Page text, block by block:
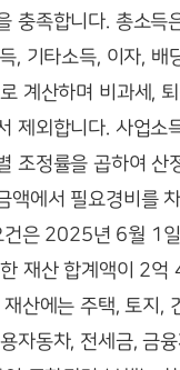
충족합니다. 총소득
, 기타소득, 이자, 배
계산하며 비과세,
제외합니다. 사업소
조정률을 곱하여 산
액에서 필요경비를
건은 2025년 6월 1
재산 합계액이 2
산에는 주택, 토지,
자동차, 전세금, 금